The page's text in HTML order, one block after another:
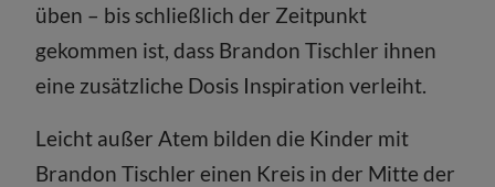
üben – bis schließlich der Zeitpunkt
gekommen ist, dass Brandon Tischler ihnen
eine zusätzliche Dosis Inspiration verleiht.
Leicht außer Atem bilden die Kinder mit
Brandon Tischler einen Kreis in der Mitte der